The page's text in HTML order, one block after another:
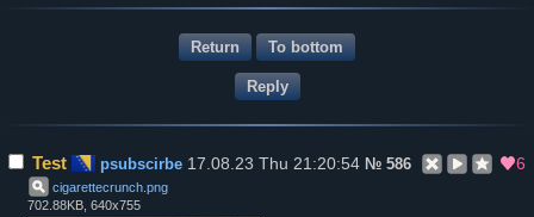
Return To bottom
Test psubscirbe 17.08.23 Thu 21:20:54 № 586 6
cigarettecrunch png
702.88KB, 640x755